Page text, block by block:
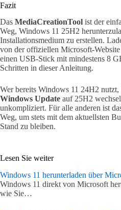
Fazit
Das MediaCreationTool ist der
Weg, Windows 11 25H2
Installationsmedium zu erstellen.
von der offiziellen Microsoft-Website
einen USB-Stick mit mindestens 8
Schritten in dieser Anleitung.
Wer bereits Windows 11 24H2
Windows Update auf 25H2
unkompliziert. Für alle anderen ist
Weg, um stets mit dem aktuellsten
Stand zu bleiben.
Lesen Sie weiter
Windows 11 herunterladen über
Windows 11 direkt von Microsoft
wie Sie…